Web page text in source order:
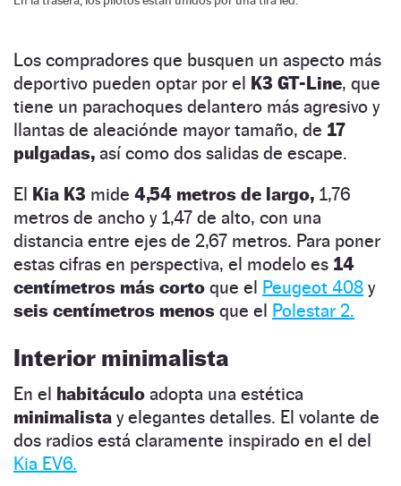
Los compradores que busquen un aspecto más
deportivo pueden optar por el K3 GT-Line, que
tiene un parachoques delantero más agresivo y
llantas de aleaciónde mayor tamaño, de 17
pulgadas, así como dos salidas de escape.
El Kia K3 mide 4,54 metros de largo, 1,76
metros de ancho y 1,47 de alto, con una
distancia entre ejes de 2,67 metros. Para poner
estas cifras en perspectiva, el modelo es 14
centímetros más corto que el Peugeot 408 y
seis centímetros menos que el Polestar 2.
Interior minimalista
En el habitáculo adopta una estética
minimalista y elegantes detalles. El volante de
dos radios está claramente inspirado en el del
Kia EV6.